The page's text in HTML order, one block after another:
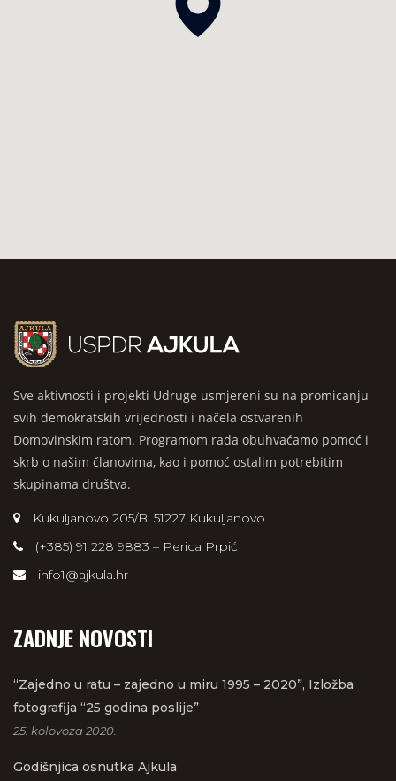
Sve aktivnosti i projekti Udruge usmjereni su na promicanju
svih demokratskih vrijednosti i načela ostvarenih
Domovinskim ratom. Programom rada obuhvaćamo pomoć i
skrb o našim članovima, kao i pomoć ostalim potrebitim
skupinama društva.
Kukuljanovo 205/B, 51227 Kukuljanovo
(+385) 91 228 9883 – Perica Prpić
info1@ajkula.hr
ZADNJE NOVOSTI
“Zajedno u ratu – zajedno u miru 1995 – 2020”, Izložba
fotografija “25 godina poslije”
25. kolovoza 2020.
Godišnjica osnutka Ajkula